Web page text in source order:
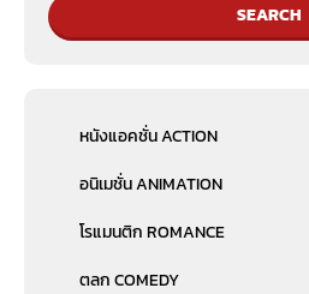
SEARCH
หนังแอคชั่น ACTION
อนิเมชั่น ANIMATION
โรแมนติก ROMANCE
ตลก COMEDY